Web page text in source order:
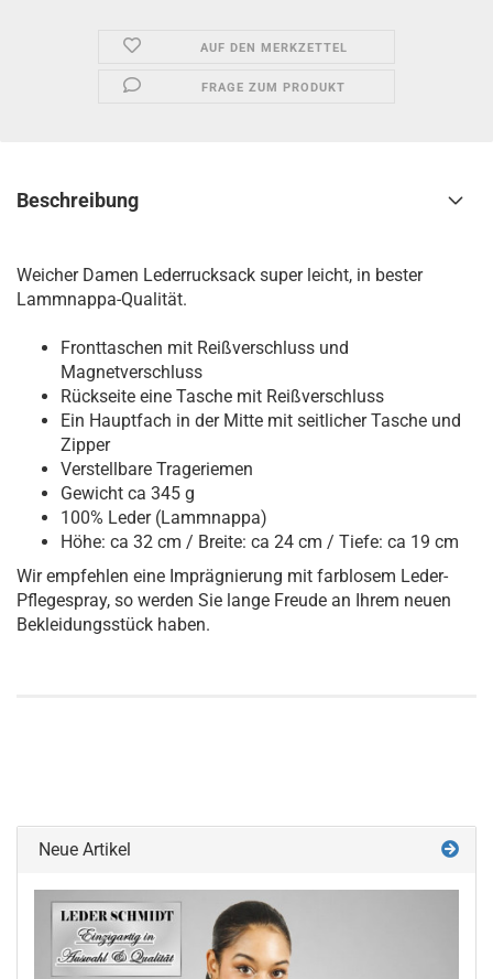
AUF DEN MERKZETTEL
FRAGE ZUM PRODUKT
Beschreibung
Weicher Damen Lederrucksack super leicht, in bester
Lammnappa-Qualität.
Fronttaschen mit Reißverschluss und
Magnetverschluss
Rückseite eine Tasche mit Reißverschluss
Ein Hauptfach in der Mitte mit seitlicher Tasche und
Zipper
Verstellbare Trageriemen
Gewicht ca 345 g
100% Leder (Lammnappa)
Höhe: ca 32 cm / Breite: ca 24 cm / Tiefe: ca 19 cm
Wir empfehlen eine Imprägnierung mit farblosem Leder-
Pflegespray, so werden Sie lange Freude an Ihrem neuen
Bekleidungsstück haben.
Neue Artikel